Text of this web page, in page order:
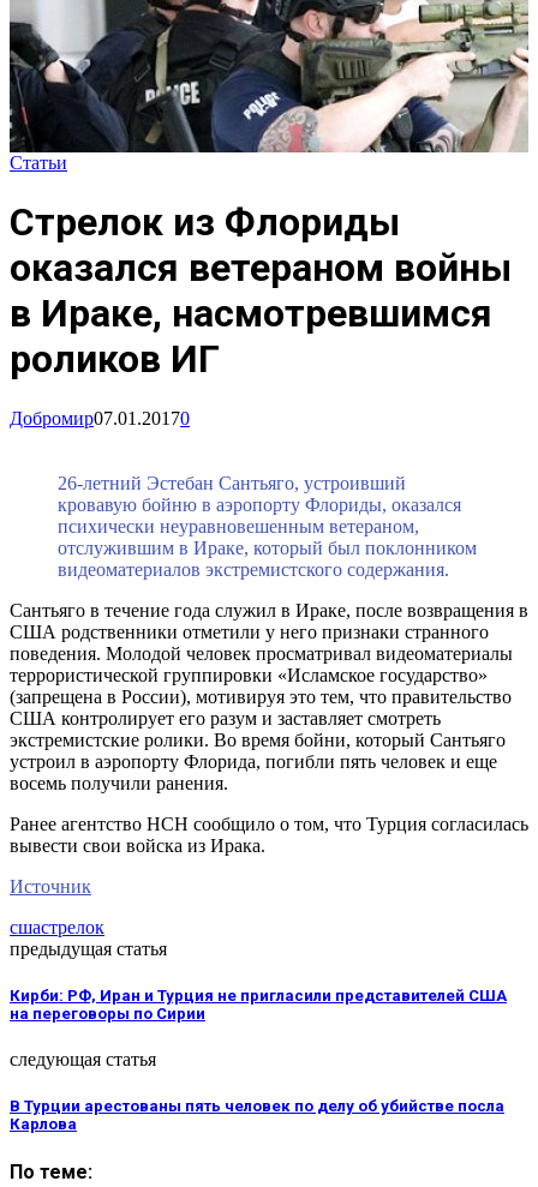
Статьи
Стрелок из Флориды
оказался ветераном войны
в Ираке, насмотревшимся
роликов ИГ
Добромир07.01.20170
26-летний Эстебан Сантьяго, устроивший
кровавую бойню в аэропорту Флориды, оказался
психически неуравновешенным ветераном,
отслужившим в Ираке, который был поклонником
видеоматериалов экстремистского содержания.
Сантьяго в течение года служил в Ираке, после возвращения в
США родственники отметили у него признаки странного
поведения. Молодой человек просматривал видеоматериалы
террористической группировки «Исламское государство»
(запрещена в России), мотивируя это тем, что правительство
США контролирует его разум и заставляет смотреть
экстремистские ролики. Во время бойни, который Сантьяго
устроил в аэропорту Флорида, погибли пять человек и еще
восемь получили ранения.
Ранее агентство НСН сообщило о том, что Турция согласилась
вывести свои войска из Ирака.
Источник
сшастрелок
предыдущая статья
Кирби: РФ, Иран и Турция не пригласили представителей США
на переговоры по Сирии
следующая статья
В Турции арестованы пять человек по делу об убийстве посла
Карлова
По теме: